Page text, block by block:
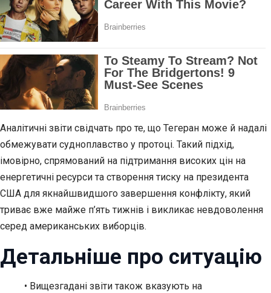
Аналітичні звіти свідчать про те, що Тегеран може й надалі
обмежувати судноплавство у протоці. Такий підхід,
імовірно, спрямований на підтримання високих цін на
енергетичні ресурси та створення тиску на президента
США для якнайшвидшого завершення конфлікту, який
триває вже майже п’ять тижнів і викликає невдоволення
серед американських виборців.
Детальніше про ситуацію
• Вищезгадані звіти також вказують на